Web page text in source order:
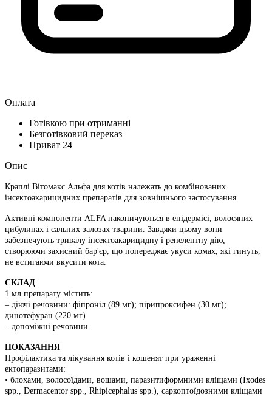
Оплата
Готівкою при отриманні
Безготівковий переказ
Приват 24
Опис
Краплі Вітомакс Альфа для котів належать до комбінованих
інсектоакарицидних препаратів для зовнішнього застосування.
Активнi компоненти ALFA накопичуються в епiдермiсi, волосяних
цибулинах i сальних залозах тварини. Завдяки цьому вони
забезпечують тривалу iнсектоакарицидну i репелентну дію,
створюючи захисний бар'єр, що попереджає укуси комах, які гинуть,
не встигаючи вкусити кота.
СКЛАД
1 мл препарату містить:
– діючі речовини: фіпроніл (89 мг); пірипроксифен (30 мг);
динотефуран (220 мг).
– допоміжні речовини.
ПОКАЗАННЯ
Профiлактика та лiкування котiв i кошенят при ураженнi
ектопаразитами:
• блохами, волосоїдами, вошами, паразитиформними клiщами (Ixodes
spp., Dermacentor spp., Rhipicephalus spp.), саркоптоїдозними клiщами